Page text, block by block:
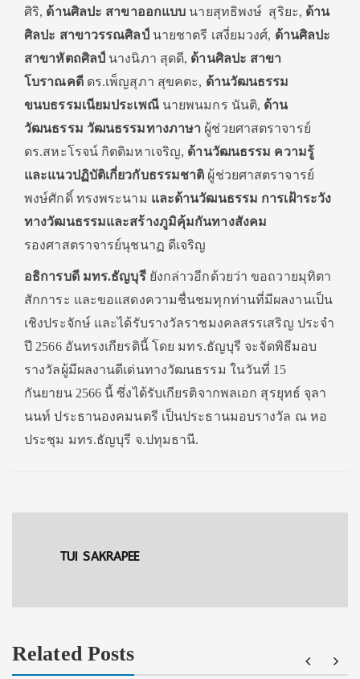
ศิริ, ด้านศิลปะ สาขาออกแบบ นายสุทธิพงษ์ สุริยะ, ด้าน
ศิลปะ สาขาวรรณศิลป์ นายชาตรี เสงี่ยมวงศ์, ด้านศิลปะ
สาขาหัตถศิลป์ นางนิภา สุดดี, ด้านศิลปะ สาขา
โบราณคดี ดร.เพ็ญสุภา สุขคตะ, ด้านวัฒนธรรม
ขนบธรรมเนียมประเพณีนายพนมกร นันติ, ด้าน
วัฒนธรรม วัฒนธรรมทางภาษา ผู้ช่วยศาสตราจารย์
ดร.สหะโรจน์ กิตติมหาเจริญ, ด้านวัฒนธรรม ความรู้
และแนวปฏิบัติเกี่ยวกับธรรมชาติ ผู้ช่วยศาสตราจารย์
พงษ์ศักดิ์ ทรงพระนาม และด้านวัฒนธรรม การเฝ้าระวัง
ทางวัฒนธรรมและสร้างภูมิคุ้มกันทางสังคม
รองศาสตราจารย์นุชนาฏ ดีเจริญ
อธิการบดี มทร.ธัญบุรียังกล่าวอีกด้วยว่า ขอถวายมุทิตา
สักการะ และขอแสดงความชื่นชมทุกท่านที่มีผลงานเป็น
เชิงประจักษ์ และได้รับรางวัลราชมงคลสรรเสริญ ประจำ
ปี 2566 อันทรงเกียรตินี้ โดย มทร.ธัญบุรี จะจัดพิธีมอบ
รางวัลผู้มีผลงานดีเด่นทางวัฒนธรรม ในวันที่ 15
กันยายน 2566 นี้ ซึ่งได้รับเกียรติจากพลเอก สุรยุทธ์ จุลา
นนท์ ประธานองคมนตรี เป็นประธานมอบรางวัล ณ หอ
ประชุม มทร.ธัญบุรี จ.ปทุมธานี.
TUI SAKRAPEE
Related Posts